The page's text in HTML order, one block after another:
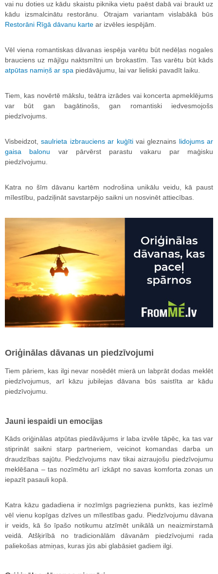
vai nu doties uz kādu skaistu piknika vietu paēst dabā vai braukt uz
kādu izsmalcinātu restorānu. Otrajam variantam vislabākā būs
Restorāni Rīgā dāvanu karte ar izvēles iespējām.
Vēl viena romantiskas dāvanas iespēja varētu būt nedēļas nogales
brauciens uz mājīgu naktsmītni un brokastīm. Tas varētu būt kāds
atpūtas namiņš ar spa piedāvājumu, lai var lieliski pavadīt laiku.
Tiem, kas novērtē mākslu, teātra izrādes vai koncerta apmeklējums
var būt gan bagātinošs, gan romantiski iedvesmojošs
piedzīvojums.
Visbeidzot,saulrieta izbrauciens ar kuģītivai gleznains lidojums ar
gaisa balonu var pārvērst parastu vakaru par maģisku
piedzīvojumu.
Katra no šīm dāvanu kartēm nodrošina unikālu veidu, kā paust
mīlestību, padziļināt savstarpējo saikni un nosvinēt attiecības.
Oriģinālas dāvanas un piedzīvojumi
Tiem pāriem, kas ilgi nevar nosēdēt mierā un labprāt dodas meklēt
piedzīvojumus, arī kāzu jubilejas dāvana būs saistīta ar kādu
piedzīvojumu.
Jauni iespaidi un emocijas
Kāds oriģinālas atpūtas piedāvājums ir laba izvēle tāpēc, ka tas var
stiprināt saikni starp partneriem, veicinot komandas darba un
draudzības sajūtu. Piedzīvojums nav tikai aizraujošu piedzīvojumu
meklēšana – tas nozīmētu arī izkāpt no savas komforta zonas un
iepazīt pasauli kopā.
Katra kāzu gadadiena ir nozīmīgs pagrieziena punkts, kas iezīmē
vēl vienu kopīgas dzīves un mīlestības gadu. Piedzīvojumu dāvana
ir veids, kā šo īpašo notikumu atzīmēt unikālā un neaizmirstamā
veidā. Atšķirībā no tradicionālām dāvanām piedzīvojumi rada
paliekošas atmiņas, kuras jūs abi glabāsiet gadiem ilgi.